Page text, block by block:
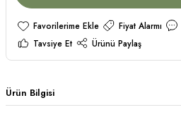
Fiyat Alarmı
Tavsiye Et
Ürünü Paylaş
Ürün Bilgisi